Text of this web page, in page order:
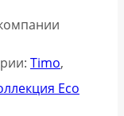
Timo,
Eco